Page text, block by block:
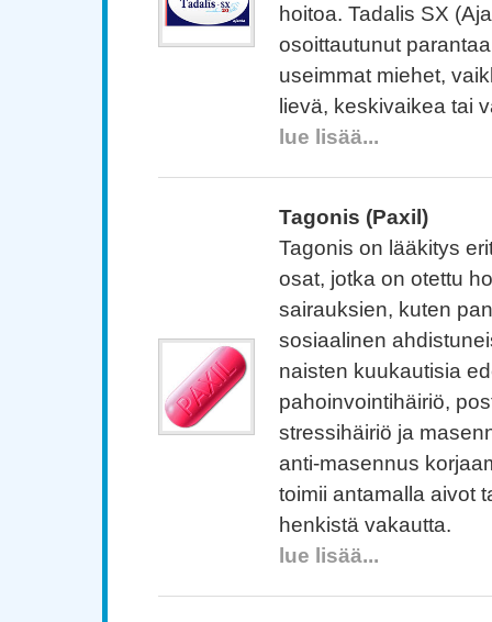
hoitoa. Tadalis SX
osoittautunut
useimmat miehet,
lievä, keskivaikea tai
lue lisää...
Tagonis (Paxil)
Tagonis on lääkitys
osat, jotka on otettu
sairauksien, kuten
sosiaalinen
naisten kuukautisia
pahoinvointihäiriö,
stressihäiriö ja
anti-masennus
toimii antamalla aivot
henkistä vakautta.
lue lisää...